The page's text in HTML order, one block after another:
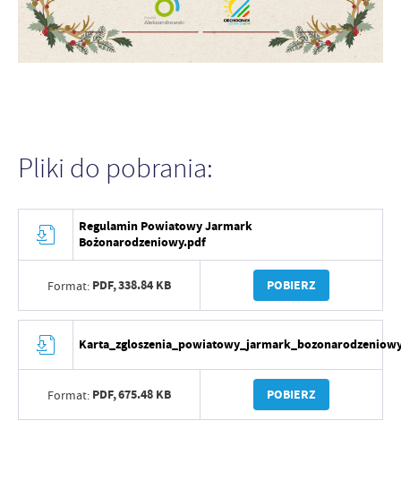
Pliki do pobrania:
Regulamin Powiatowy Jarmark
Bożonarodzeniowy.pdf
Format: PDF,338.84 KB POBIERZ
Format: PDF,675.48 KB POBIERZ